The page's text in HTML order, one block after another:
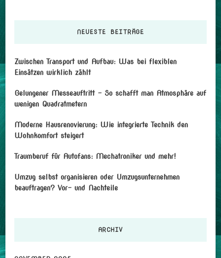
NEUESTE BEITRÄGE
Zwischen Transport und Aufbau: Was bei flexiblen
Einsätzen wirklich zählt
Gelungener Messeauftritt – So schafft man Atmosphäre auf
wenigen Quadratmetern
Moderne Hausrenovierung: Wie integrierte Technik den
Wohnkomfort steigert
Traumberuf für Autofans: Mechatroniker und mehr!
Umzug selbst organisieren oder Umzugsunternehmen
beauftragen? Vor- und Nachteile
ARCHIV